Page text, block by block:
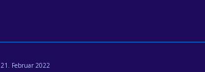
21. Februar 2022